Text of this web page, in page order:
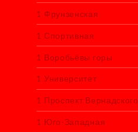
1 Фрунзенская
1 Спортивная
1 Воробьёвы горы
1 Университет
1 Проспект Вернадского
1 Юго-Западная